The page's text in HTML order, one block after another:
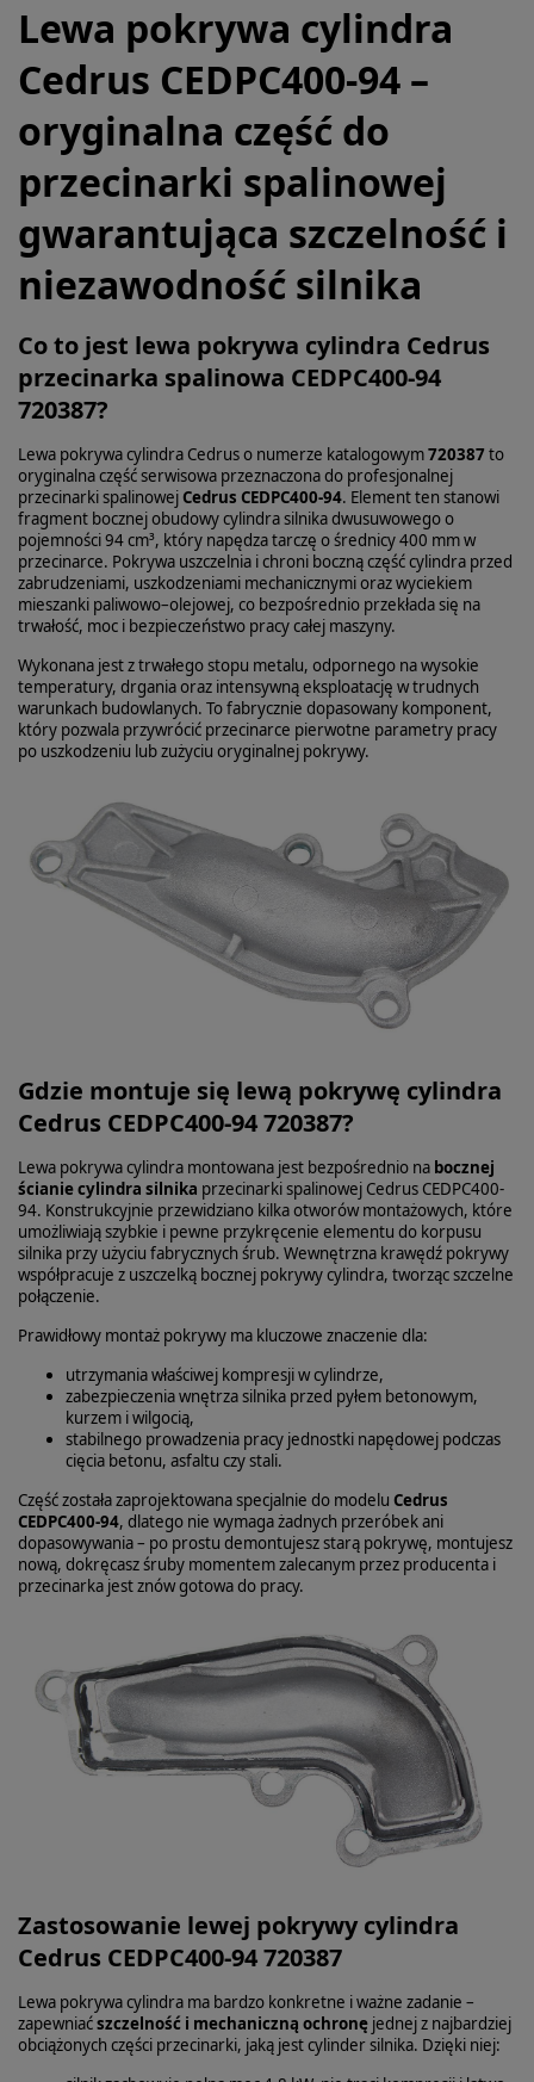
Lewa pokrywa cylindra
Cedrus CEDPC400-94 –
oryginalna część do
przecinarki spalinowej
gwarantująca szczelność i
niezawodność silnika
Co to jest lewa pokrywa cylindra Cedrus
przecinarka spalinowa CEDPC400-94
720387?
Lewa pokrywa cylindra Cedrus o numerze katalogowym720387to
oryginalna część serwisowa przeznaczona do profesjonalnej
przecinarki spalinowejCedrus CEDPC400-94. Element ten stanowi
fragment bocznej obudowy cylindra silnika dwusuwowego o
pojemności 94 cm³, który napędza tarczę o średnicy 400 mm w
przecinarce. Pokrywa uszczelnia i chroni boczną część cylindra przed
zabrudzeniami, uszkodzeniami mechanicznymi oraz wyciekiem
mieszanki paliwowo–olejowej, co bezpośrednio przekłada się na
trwałość, moc i bezpieczeństwo pracy całej maszyny.
Wykonana jest z trwałego stopu metalu, odpornego na wysokie
temperatury, drgania oraz intensywną eksploatację w trudnych
warunkach budowlanych. To fabrycznie dopasowany komponent,
który pozwala przywrócić przecinarce pierwotne parametry pracy
po uszkodzeniu lub zużyciu oryginalnej pokrywy.
Gdzie montuje się lewą pokrywę cylindra
Cedrus CEDPC400-94 720387?
Lewa pokrywa cylindra montowana jest bezpośrednio na bocznej
ścianie cylindra silnika przecinarki spalinowej Cedrus CEDPC400-
94. Konstrukcyjnie przewidziano kilka otworów montażowych, które
umożliwiają szybkie i pewne przykręcenie elementu do korpusu
silnika przy użyciu fabrycznych śrub. Wewnętrzna krawędź pokrywy
współpracuje z uszczelką bocznej pokrywy cylindra, tworząc szczelne
połączenie.
Prawidłowy montaż pokrywy ma kluczowe znaczenie dla:
utrzymania właściwej kompresji w cylindrze,
zabezpieczenia wnętrza silnika przed pyłem betonowym,
kurzem i wilgocią,
stabilnego prowadzenia pracy jednostki napędowej podczas
cięcia betonu, asfaltu czy stali.
Część została zaprojektowana specjalnie do modelu Cedrus
CEDPC400-94, dlatego nie wymaga żadnych przeróbek ani
dopasowywania – po prostu demontujesz starą pokrywę, montujesz
nową, dokręcasz śruby momentem zalecanym przez producenta i
przecinarka jest znów gotowa do pracy.
Zastosowanie lewej pokrywy cylindra
Cedrus CEDPC400-94 720387
Lewa pokrywa cylindra ma bardzo konkretne i ważne zadanie –
zapewniaćszczelność i mechaniczną ochronę jednej z najbardziej
obciążonych części przecinarki, jaką jest cylinder silnika. Dzięki niej: